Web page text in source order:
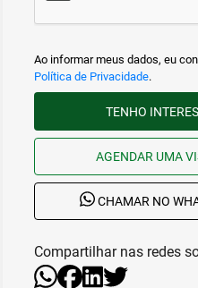
Ao informar meus dados, eu
Política de Privacidade.
TENHO
AGENDAR
CHAMAR NO
Compartilhar nas redes